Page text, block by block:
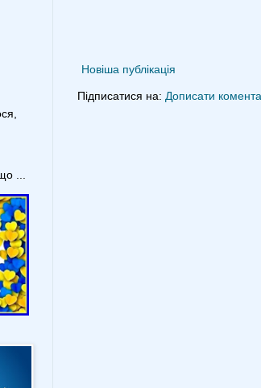
Новіша публікація
Підписатися на: Дописати
...